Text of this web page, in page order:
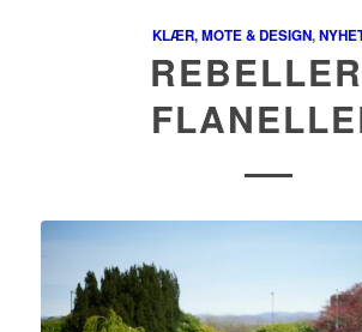
KLÆR, MOTE & DESIGN,